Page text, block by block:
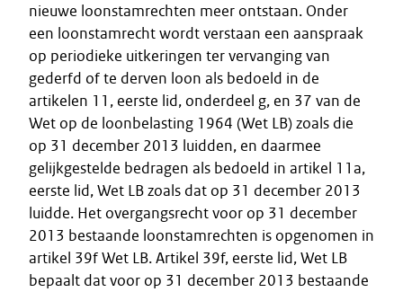
nieuwe loonstamrechten meer ontstaan. Onder
een loonstamrecht wordt verstaan een aanspraak
op periodieke uitkeringen ter vervanging van
gederfd of te derven loon als bedoeld in de
artikelen 11, eerste lid, onderdeel g, en 37 van de
Wet op de loonbelasting 1964 (Wet LB) zoals die
op 31 december 2013 luidden, en daarmee
gelijkgestelde bedragen als bedoeld in artikel 11a,
eerste lid, Wet LB zoals dat op 31 december 2013
luidde. Het overgangsrecht voor op 31 december
2013 bestaande loonstamrechten is opgenomen in
artikel 39f Wet LB. Artikel 39f, eerste lid, Wet LB
bepaalt dat voor op 31 december 2013 bestaande